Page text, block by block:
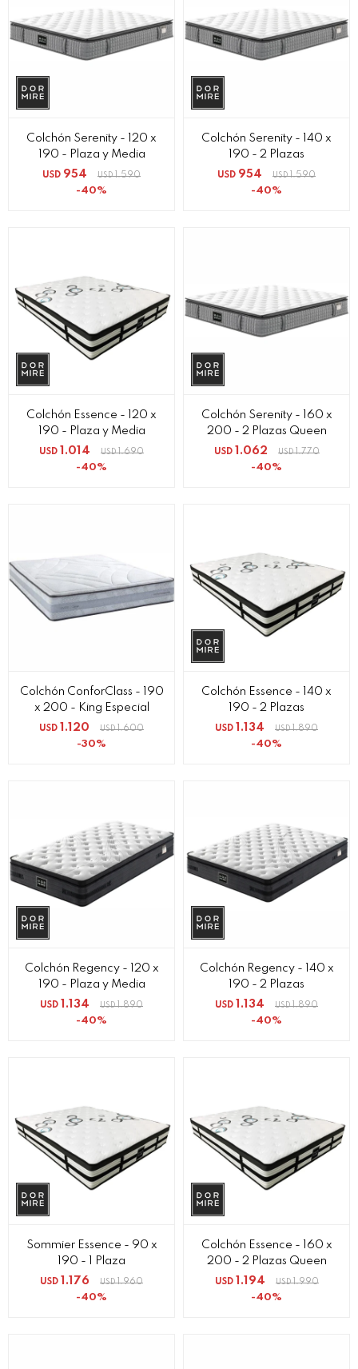
Colchón Serenity - 120 x
190 - Plaza y Media
USD 954 USD 1.590
40
Colchón Serenity - 140 x
190 - 2 Plazas
USD 954 USD 1.590
40
Colchón Essence - 120 x
190 - Plaza y Media
USD 1.014 USD 1.690
40
Colchón Serenity - 160 x
200 - 2 Plazas Queen
USD 1.062 USD 1.770
40
Colchón ConforClass - 190
x 200 - King Especial
USD 1.120 USD 1.600
30
Colchón Essence - 140 x
190 - 2 Plazas
USD 1.134 USD 1.890
40
Colchón Regency - 120 x
190 - Plaza y Media
USD 1.134 USD 1.890
40
Colchón Regency - 140 x
190 - 2 Plazas
USD 1.134 USD 1.890
40
Sommier Essence - 90 x
190 - 1 Plaza
USD 1.176 USD 1.960
40
Colchón Essence - 160 x
200 - 2 Plazas Queen
USD 1.194 USD 1.990
40